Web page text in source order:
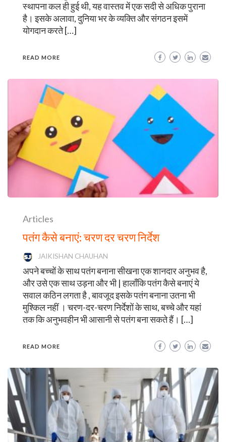
स्थापना कल ही हुई थी, यह वास्तव में एक सदी से अधिक पुराना
है। इसके अलावा, दुनिया भर के व्यक्ति और संगठन इसमें
योगदान करते […]
READ MORE
Articles
पतंग कैसे बनाएं: चरण दर चरण निर्देश
JAIKISHAN CHAUHAN
अपने बच्चों के साथ पतंग बनाना सीखना एक शानदार अनुभव है,
और उसे एक साथ उड़ना और भी | हालाँकि पतंग कैसे बनाएं ये
सवाल कठिन लगता है , बावजूद इसके पतंग बनाना उतना भी
मुश्किल नहीं । चरण-दर-चरण निर्देशों के साथ, बच्चे और यहां
तक कि अनुभवहीन भी आसानी से पतंग बना सकते हैं। […]
READ MORE